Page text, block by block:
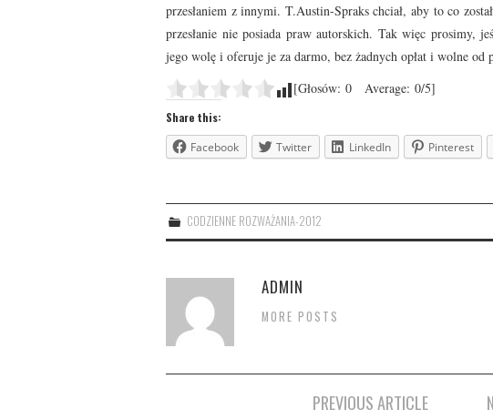
przesłaniem z innymi. T.Austin-Spraks chciał, aby to co
przesłanie nie posiada praw autorskich. Tak więc prosimy,
jego wolę i oferuje je za darmo, bez żadnych opłat i wolne od
[Głosów: 0 Average: 0/5]
Share this:
Facebook
Twitter LinkedIn Pinterest
CODZIENNE ROZWAŻANIA-2012
ADMIN
MORE POSTS
PREVIOUS ARTICLE